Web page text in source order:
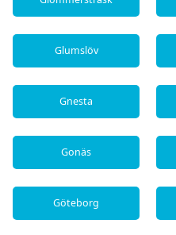
Glumslöv
Gnesta
Gonäs
Göteborg